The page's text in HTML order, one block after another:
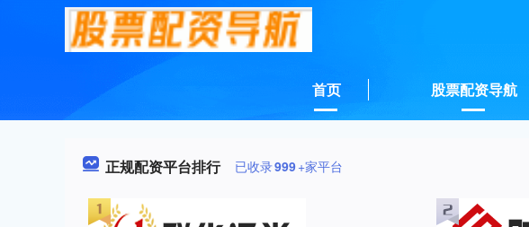
首页 股票配资导航
正规配资平台排行 已收录999+家平台